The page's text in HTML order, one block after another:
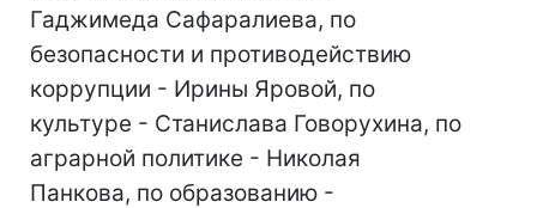
Гаджимеда Сафаралиева, по
безопасности и противодействию
коррупции - Ирины Яровой, по
культуре - Станислава Говорухина, по
аграрной политике - Николая
Панкова, по образованию -